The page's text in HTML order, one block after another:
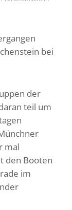
bei
der
teil um
mal
den Booten
im